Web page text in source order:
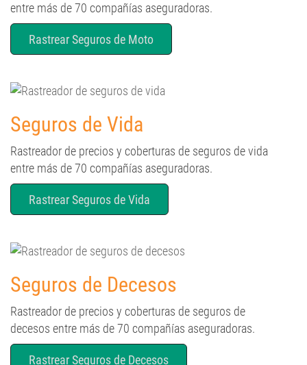
entre más de 70 compañías aseguradoras.
Rastrear Seguros de Moto
Seguros de Vida
Rastreador de precios y coberturas de seguros de vida
entre más de 70 compañías aseguradoras.
Rastrear Seguros de Vida
Seguros de Decesos
Rastreador de precios y coberturas de seguros de
decesos entre más de 70 compañías aseguradoras.
Rastrear Seguros de Decesos